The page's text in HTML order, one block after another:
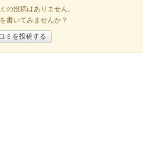
の投稿はありません。
書いてみませんか？
ミを投稿する